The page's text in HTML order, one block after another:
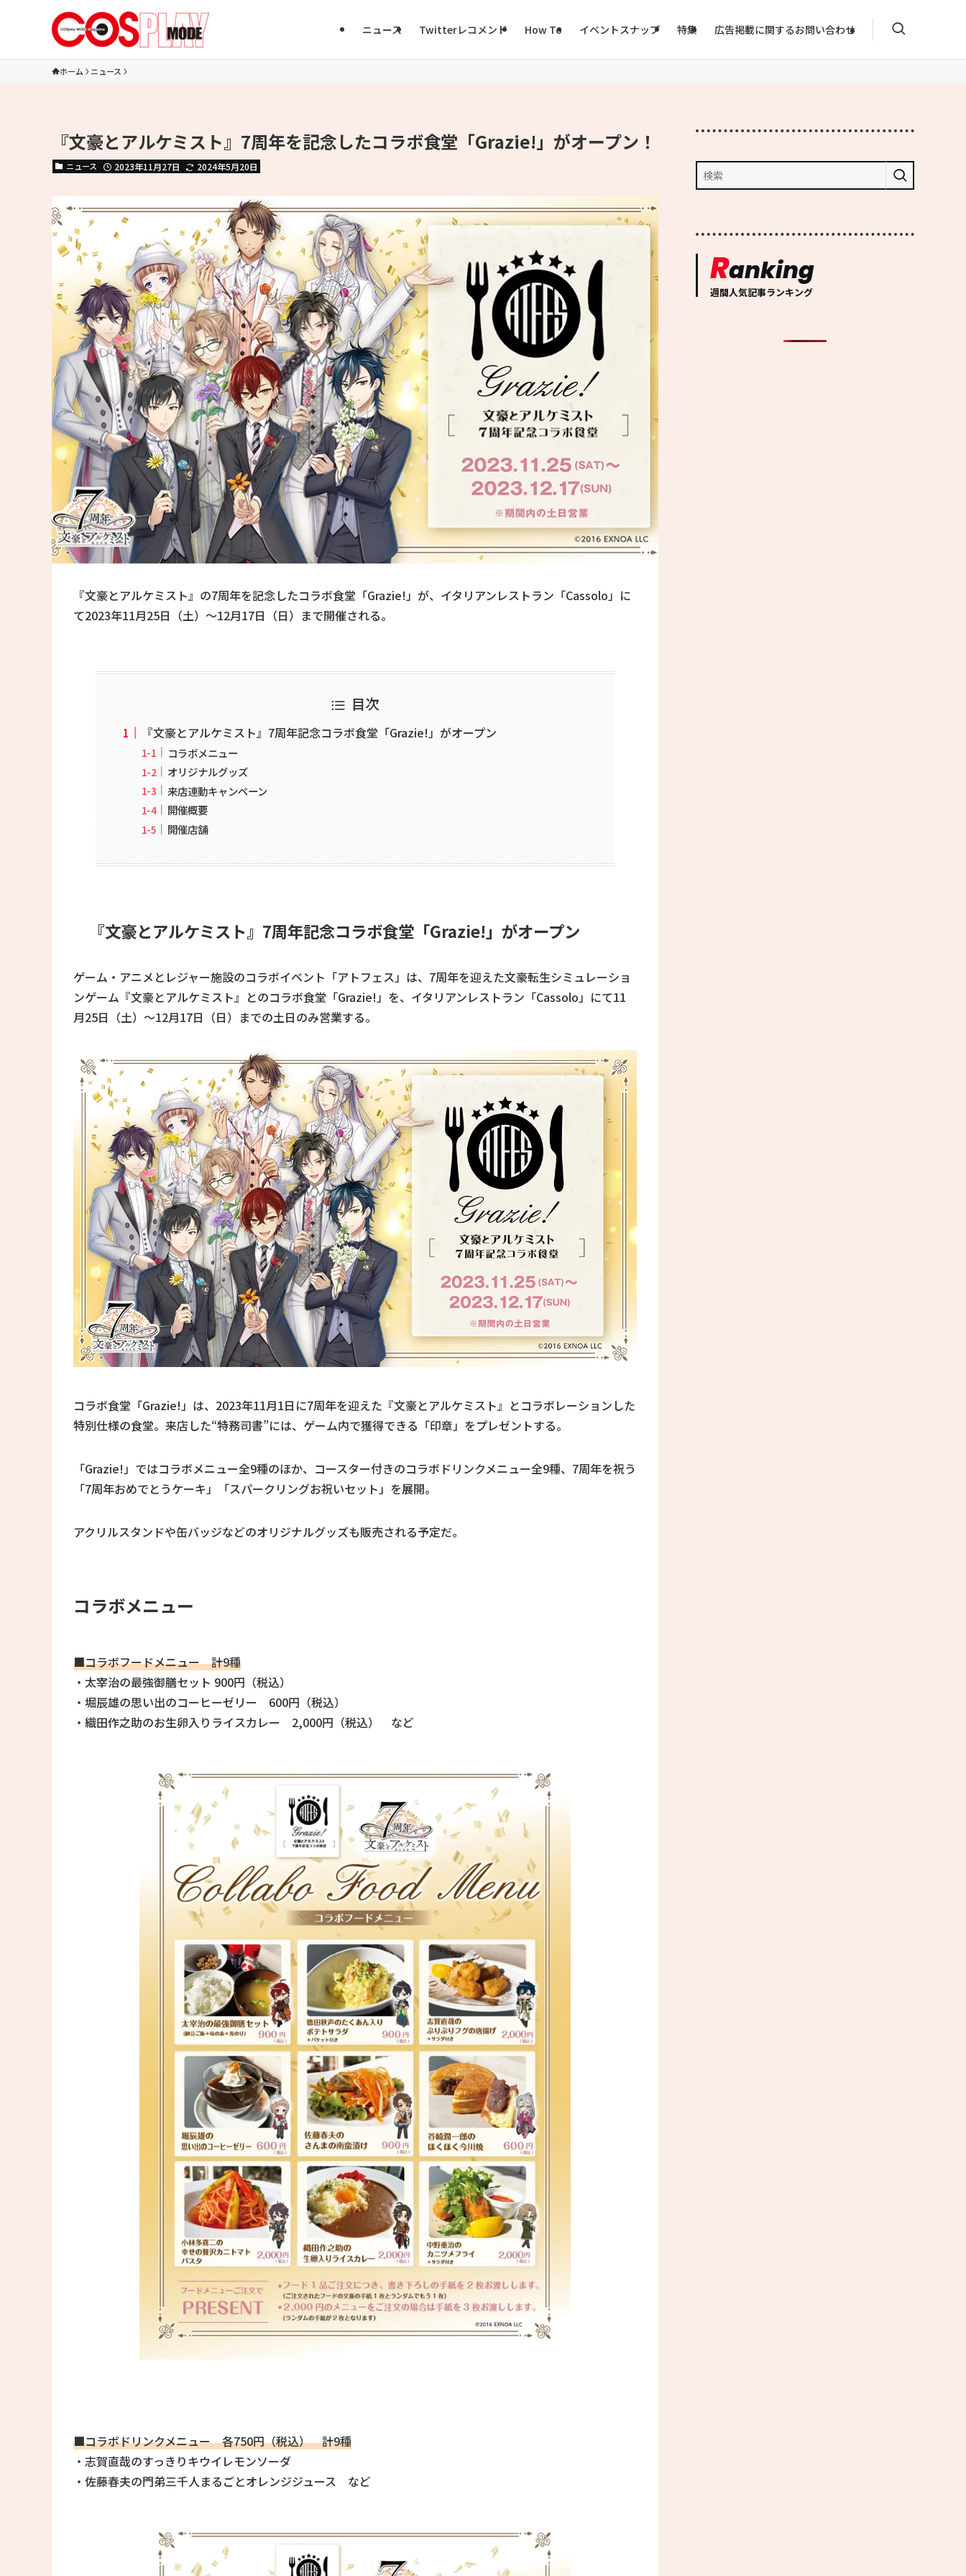
ニュース Twitterレコメンド How To イベントスナップ 特集 広告掲載に関するお問い合わせ
ホーム ニュース
『文豪とアルケミスト』7周年を記念したコラボ食堂「Grazie!」がオープン！
ニュース 2023年11月27日 2024年5月20日
『文豪とアルケミスト』の7周年を記念したコラボ食堂「Grazie!」が、イタリアンレストラン「Cassolo」に
て2023年11月25日（土）〜12月17日（日）まで開催される。
目次
『文豪とアルケミスト』7周年記念コラボ食堂「Grazie!」がオープン
コラボメニュー
オリジナルグッズ
来店連動キャンペーン
開催概要
開催店舗
『文豪とアルケミスト』7周年記念コラボ食堂「Grazie!」がオープン
ゲーム・アニメとレジャー施設のコラボイベント「アトフェス」は、7周年を迎えた文豪転生シミュレーショ
ンゲーム『文豪とアルケミスト』とのコラボ食堂「Grazie!」を、イタリアンレストラン「Cassolo」にて11
月25日（土）〜12月17日（日）までの土日のみ営業する。
コラボ食堂「Grazie!」は、2023年11月1日に7周年を迎えた『文豪とアルケミスト』とコラボレーションした
特別仕様の食堂。来店した“特務司書”には、ゲーム内で獲得できる「印章」をプレゼントする。
「Grazie!」ではコラボメニュー全9種のほか、コースター付きのコラボドリンクメニュー全9種、7周年を祝う
「7周年おめでとうケーキ」「スパークリングお祝いセット」を展開。
アクリルスタンドや缶バッジなどのオリジナルグッズも販売される予定だ。
コラボメニュー
■コラボフードメニュー 計9種
・太宰治の最強御膳セット 900円（税込）
・堀辰雄の思い出のコーヒーゼリー 600円（税込）
・織田作之助のお生卵入りライスカレー 2,000円（税込） など
■コラボドリンクメニュー 各750円（税込） 計9種
・志賀直哉のすっきりキウイレモンソーダ
・佐藤春夫の門弟三千人まるごとオレンジジュース など
Ranking
週間人気記事ランキング